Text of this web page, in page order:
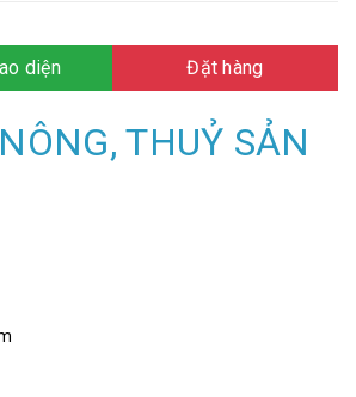
diện Đặt hàng
THUỶ SẢN